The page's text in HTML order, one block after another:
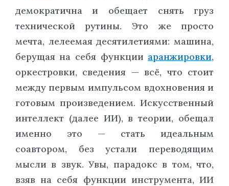
демократична и обещает снять груз
технической рутины. Это же просто
мечта, лелеемая десятилетиями: машина,
берущая на себя функции аранжировки,
оркестровки, сведения — всё, что стоит
между первым импульсом вдохновения и
готовым произведением. Искусственный
интеллект (далее ИИ), в теории, обещал
именно это — стать идеальным
соавтором, без устали переводящим
мысли в звук. Увы, парадокс в том, что,
взяв на себя функции инструмента, ИИ